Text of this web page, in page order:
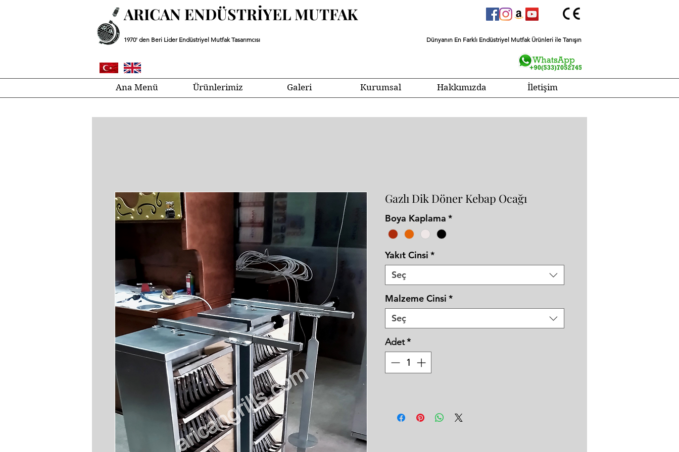
ARICAN ENDÜSTRİYEL MUTFAK
1970' den Beri Lider Endüstriyel Mutfak Tasarımcısı Dünyanın En Farklı Endüstriyel Mutfak Ürünleri ile Tanışın
Ana Menü Ürünlerimiz Galeri Kurumsal Hakkımızda İletişim
Gazlı Dik Döner Kebap Ocağı
Boya Kaplama *
Yakıt Cinsi *
Seç
Malzeme Cinsi *
Seç
Adet*